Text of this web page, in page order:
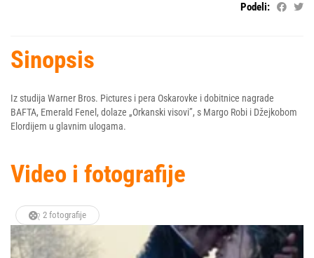
Podeli:
Sinopsis
Iz studija Warner Bros. Pictures i pera Oskarovke i dobitnice nagrade
BAFTA, Emerald Fenel, dolaze „Orkanski visovi”, s Margo Robi i Džejkobom
Elordijem u glavnim ulogama.
Video i fotografije
2 fotografije